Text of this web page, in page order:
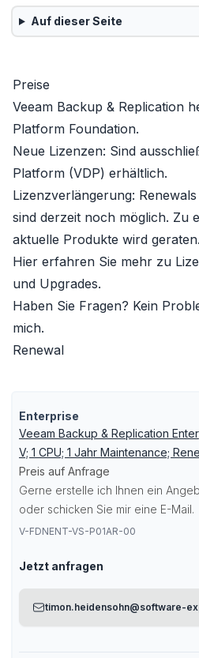
Auf dieser Seite
Preise
Veeam Backup & Replication
Platform Foundation.
Neue Lizenzen: Sind
Platform (VDP) erhältlich.
Lizenzverlängerung:
sind derzeit noch möglich. Zu
aktuelle Produkte wird geraten.
Hier erfahren Sie mehr zu
und Upgrades.
Haben Sie Fragen? Kein
mich.
Renewal
Enterprise
Veeam Backup & Replication
V; 1 CPU; 1 Jahr Maintenance;
Preis auf Anfrage
Gerne erstelle ich Ihnen ein
oder schicken Sie mir eine E-Mail.
V-FDNENT-VS-P01AR-00
Jetzt anfragen
timon.heidensohn@software-